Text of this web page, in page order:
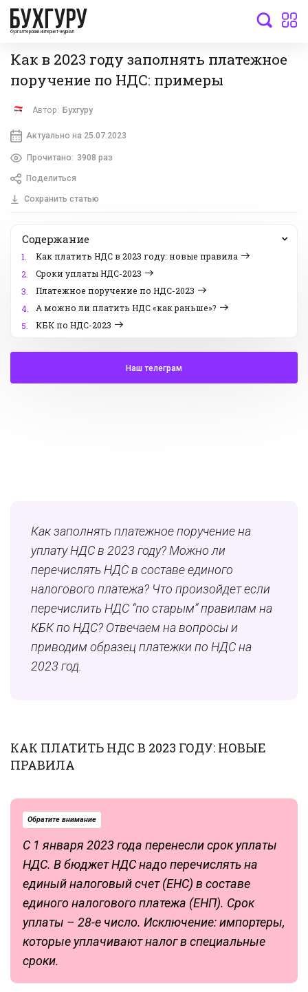
бухгалтерский интернет-журнал
Как в 2023 году заполнять платежное
поручение по НДС: примеры
Автор: Бухгуру
Актуально на 25.07.2023
Прочитано: 3908 раз
Поделиться
Сохранить статью
Содержание
1.
Как платить НДС в 2023 году: новые правила
2.
Сроки уплаты НДС-2023
3.
Платежное поручение по НДС-2023
4.
А можно ли платить НДС «как раньше»?
5.
КБК по НДС-2023
Наш телеграм
Как заполнять платежное поручение на
уплату НДС в 2023 году? Можно ли
перечислять НДС в составе единого
налогового платежа? Что произойдет если
перечислить НДС “по старым” правилам на
КБК по НДС? Отвечаем на вопросы и
приводим образец платежки по НДС на
2023 год.
КАК ПЛАТИТЬ НДС В 2023 ГОДУ: НОВЫЕ
ПРАВИЛА
Обратите внимание
С 1 января 2023 года перенесли срок уплаты
НДС. В бюджет НДС надо перечислять на
единый налоговый счет (ЕНС) в составе
единого налогового платежа (ЕНП). Срок
уплаты – 28-е число. Исключение: импортеры,
которые уплачивают налог в специальные
сроки.